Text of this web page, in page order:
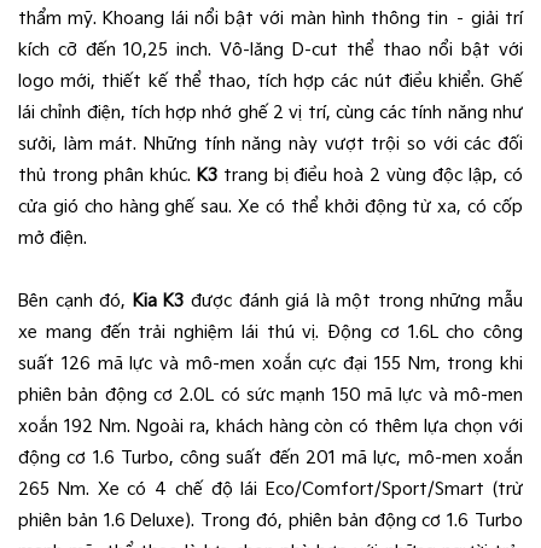
thẩm mỹ. Khoang lái nổi bật với màn hình thông tin – giải trí
kích cỡ đến 10,25 inch. Vô-lăng D-cut thể thao nổi bật với
logo mới, thiết kế thể thao, tích hợp các nút điều khiển. Ghế
lái chỉnh điện, tích hợp nhớ ghế 2 vị trí, cùng các tính năng như
sưởi, làm mát. Những tính năng này vượt trội so với các đối
thủ trong phân khúc. K3trang bị điều hoà 2 vùng độc lập, có
cửa gió cho hàng ghế sau. Xe có thể khởi động từ xa, có cốp
mở điện.
Bên cạnh đó, Kia K3 được đánh giá là một trong những mẫu
xe mang đến trải nghiệm lái thú vị. Động cơ 1.6L cho công
suất 126 mã lực và mô-men xoắn cực đại 155 Nm, trong khi
phiên bản động cơ 2.0L có sức mạnh 150 mã lực và mô-men
xoắn 192 Nm. Ngoài ra, khách hàng còn có thêm lựa chọn với
động cơ 1.6 Turbo, công suất đến 201 mã lực, mô-men xoắn
265 Nm. Xe có 4 chế độ lái Eco/Comfort/Sport/Smart (trừ
phiên bản 1.6 Deluxe). Trong đó, phiên bản động cơ 1.6 Turbo